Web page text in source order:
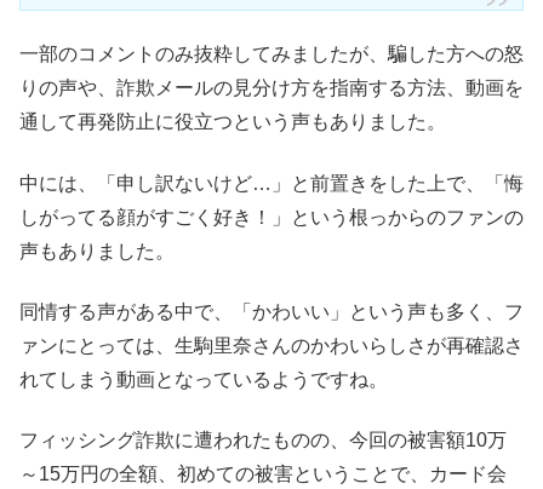
一部のコメントのみ抜粋してみましたが、騙した方への怒
りの声や、詐欺メールの見分け方を指南する方法、動画を
通して再発防止に役立つという声もありました。
中には、「申し訳ないけど…」と前置きをした上で、「悔
しがってる顔がすごく好き！」という根っからのファンの
声もありました。
同情する声がある中で、「かわいい」という声も多く、フ
ァンにとっては、生駒里奈さんのかわいらしさが再確認さ
れてしまう動画となっているようですね。
フィッシング詐欺に遭われたものの、今回の被害額10万
～15万円の全額、初めての被害ということで、カード会